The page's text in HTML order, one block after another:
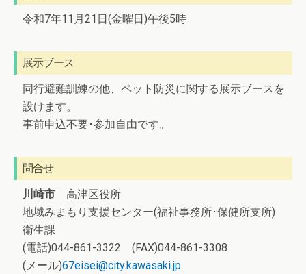
令和7年11月21日(金曜日)午後5時
展示ブース
同行避難訓練の他、ペット防災に関する展示ブースを
設けます。
事前申込不要･参加自由です。
問合せ
川崎市 高津区役所
地域みまもり支援センター(福祉事務所･保健所支所)
衛生課
(電話)044-861-3322 (FAX)044-861-3308
(メール)67eisei@city.kawasaki.jp